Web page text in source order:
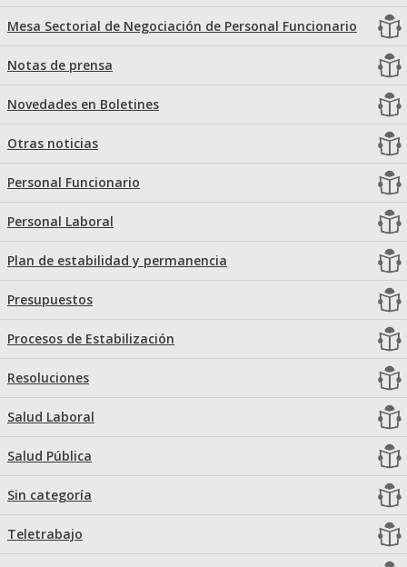
Mesa Sectorial de Negociación de Personal Funcionario
Notas de prensa
Novedades en Boletines
Otras noticias
Personal Funcionario
Personal Laboral
Plan de estabilidad y permanencia
Presupuestos
Procesos de Estabilización
Resoluciones
Salud Laboral
Salud Pública
Sin categoría
Teletrabajo